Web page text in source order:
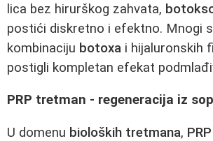
lica bez hirurškog zahvata,
postići diskretno i efektno. Mnogi
kombinaciju botoxa i hijaluronskih
postigli kompletan efekat
PRP tretman - regeneracija iz
U domenu bioloških tretmana,